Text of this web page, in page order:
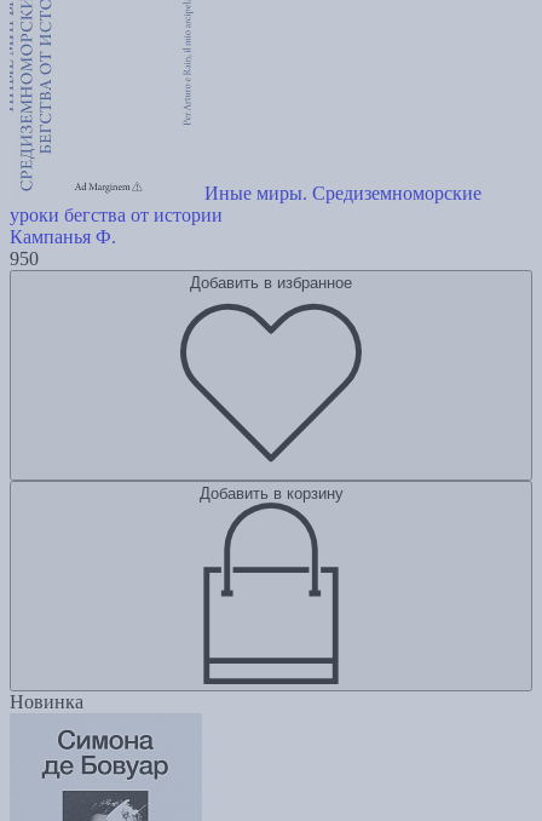
Иные миры. Средиземноморские
уроки бегства от истории
Кампанья Ф.
950
Добавить в избранное
Добавить в корзину
Новинка